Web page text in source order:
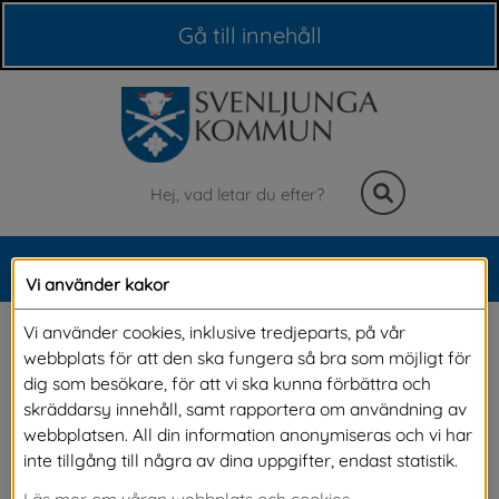
Gå till innehåll
Sök
Meny
Strandskydd
Inom strandskyddat område är det förbjudet
att bygga nytt, ändra naturmiljön eller utöka
den privata zonen. För att få en dispens från
Vi använder kakor
Vi använder cookies, inklusive tredjeparts, på vår
webbplats för att den ska fungera så bra som möjligt för
dig som besökare, för att vi ska kunna förbättra och
skräddarsy innehåll, samt rapportera om användning av
webbplatsen. All din information anonymiseras och vi har
inte tillgång till några av dina uppgifter, endast statistik.